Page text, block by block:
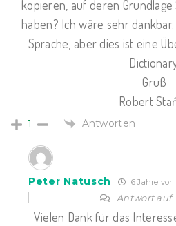
kopieren, auf deren
haben? Ich wäre sehr
Sprache, aber dies ist eine
Gruß
Robert
1 Antworten
Peter Natusch 6 Jahre vor
Antwort auf
Vielen Dank für das